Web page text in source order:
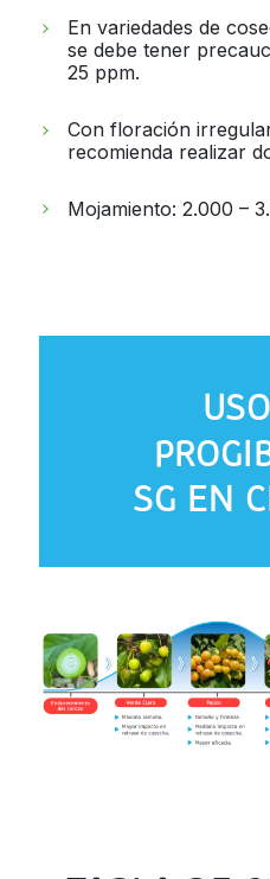
En variedades de
se debe tener
25 ppm.
Con floración
recomienda realizar
Mojamiento: 2.000 –
SG EN